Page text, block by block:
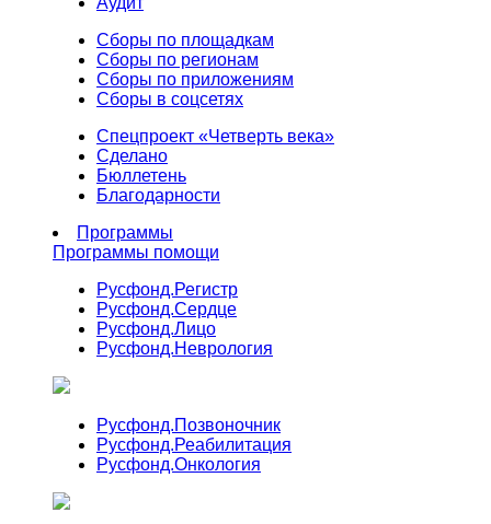
Сборы по площадкам
Сборы по регионам
Сборы по приложениям
Сборы в соцсетях
Спецпроект «Четверть века»
Сделано
Бюллетень
Благодарности
Программы
Программы помощи
Русфонд.Регистр
Русфонд.Сердце
Русфонд.Лицо
Русфонд.Неврология
Русфонд.Позвоночник
Русфонд.Реабилитация
Русфонд.Онкология